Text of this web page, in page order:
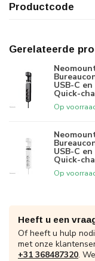
Productcode
Gerelateerde
USB-C
Quick-
Op
USB-C
Quick-
Op
Heeft u een
Of heeft u hulp
met onze
+31 368487320.